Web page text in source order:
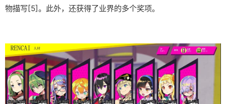
物描写[5]。此外，还获得了业界的多个奖项。